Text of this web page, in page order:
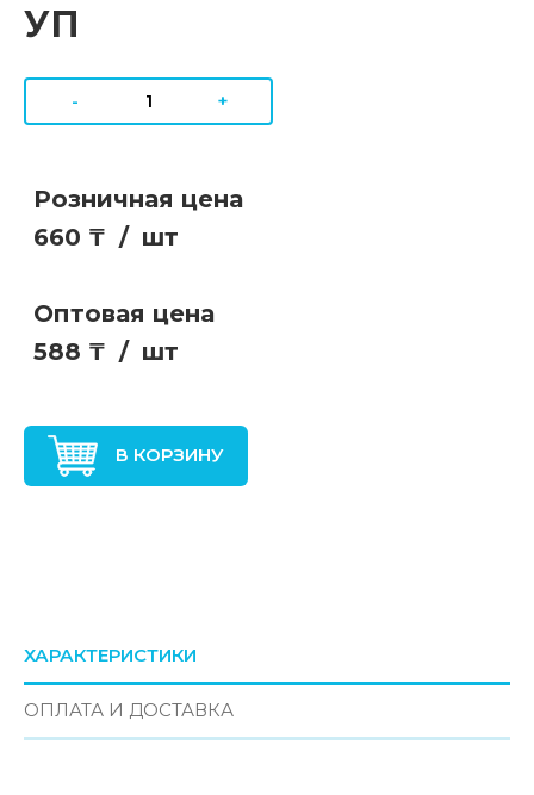
УП
- +
Розничная цена
660 ₸ / шт
Оптовая цена
588 ₸ / шт
В КОРЗИНУ
ХАРАКТЕРИСТИКИ
ОПЛАТА И ДОСТАВКА